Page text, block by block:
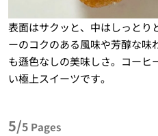
表面はサクッと、中はしっとり
ーのコクのある風味や芳醇な味
も遜色なしの美味しさ。コーヒ
い極上スイーツです。
5/5 Pages